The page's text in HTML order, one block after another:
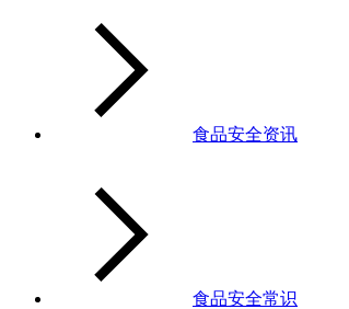
食品安全资讯
食品安全常识